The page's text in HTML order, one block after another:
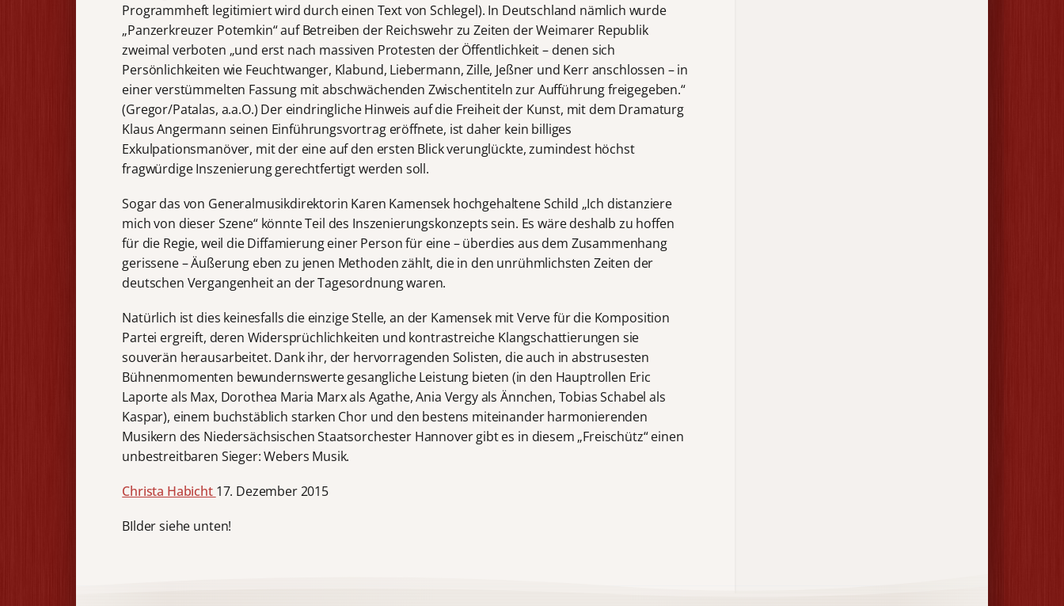
Programmheft legitimiert wird durch einen Text von Schlegel). In Deutschland nämlich wurde
„Panzerkreuzer Potemkin“ auf Betreiben der Reichswehr zu Zeiten der Weimarer Republik
zweimal verboten „und erst nach massiven Protesten der Öffentlichkeit – denen sich
Persönlichkeiten wie Feuchtwanger, Klabund, Liebermann, Zille, Jeßner und Kerr anschlossen – in
einer verstümmelten Fassung mit abschwächenden Zwischentiteln zur Aufführung freigegeben.“
(Gregor/Patalas, a.a.O.) Der eindringliche Hinweis auf die Freiheit der Kunst, mit dem Dramaturg
Klaus Angermann seinen Einführungsvortrag eröffnete, ist daher kein billiges
Exkulpationsmanöver, mit der eine auf den ersten Blick verunglückte, zumindest höchst
fragwürdige Inszenierung gerechtfertigt werden soll.
Sogar das von Generalmusikdirektorin Karen Kamensek hochgehaltene Schild „Ich distanziere
mich von dieser Szene“ könnte Teil des Inszenierungskonzepts sein. Es wäre deshalb zu hoffen
für die Regie, weil die Diffamierung einer Person für eine – überdies aus dem Zusammenhang
gerissene – Äußerung eben zu jenen Methoden zählt, die in den unrühmlichsten Zeiten der
deutschen Vergangenheit an der Tagesordnung waren.
Natürlich ist dies keinesfalls die einzige Stelle, an der Kamensek mit Verve für die Komposition
Partei ergreift, deren Widersprüchlichkeiten und kontrastreiche Klangschattierungen sie
souverän herausarbeitet. Dank ihr, der hervorragenden Solisten, die auch in abstrusesten
Bühnenmomenten bewundernswerte gesangliche Leistung bieten (in den Hauptrollen Eric
Laporte als Max, Dorothea Maria Marx als Agathe, Ania Vergy als Ännchen, Tobias Schabel als
Kaspar), einem buchstäblich starken Chor und den bestens miteinander harmonierenden
Musikern des Niedersächsischen Staatsorchester Hannover gibt es in diesem „Freischütz“ einen
unbestreitbaren Sieger: Webers Musik.
Christa Habicht 17. Dezember 2015
BIlder siehe unten!